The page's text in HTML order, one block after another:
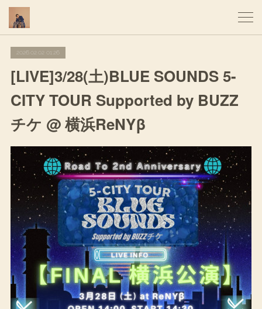
2026.02.02 01:26
[LIVE]3/28(土)BLUE SOUNDS 5-
CITY TOUR Supported by BUZZ
チケ @ 横浜ReNYβ